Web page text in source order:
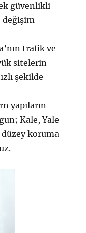
güvenlikli
değişim
trafik ve
sitelerin
şekilde
yapıların
Kale, Yale
koruma